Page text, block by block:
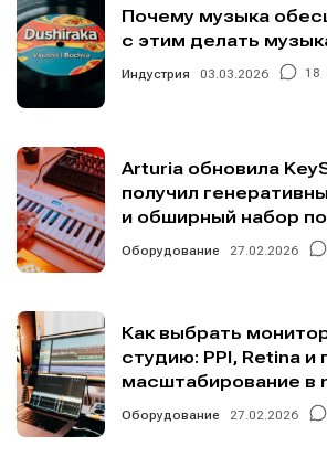
Информация
О проекте
Реклама
Предложение новостей
Информация
О проекте
Реклама
Предложение новостей
Почему музыка
с этим делать
Индустрия 03.03.2026 18
Arturia обновила
получил
и обширный набор
Оборудование 27.02.2026
Как выбрать
студию: PPI, Retina и
масштабирование в
Оборудование 27.02.2026